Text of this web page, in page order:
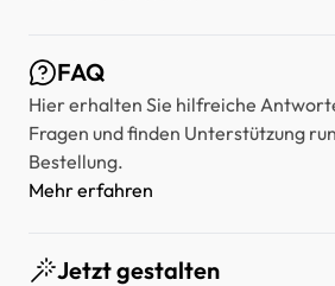
FAQ
Hier erhalten Sie hilfreiche
Fragen und finden Unterstützung
Bestellung.
Mehr erfahren
Jetzt gestalten